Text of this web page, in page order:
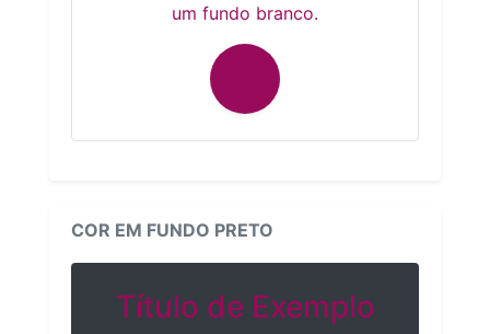
um fundo branco.
COR EM FUNDO PRETO
Título de Exemplo